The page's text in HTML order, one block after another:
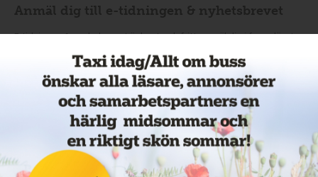
Anmäl dig till e-tidningen & nyhetsbrevet
E-tidningen & veckobrevet är kostnadsfritt, anmäl dig i formuläret
Integritetspolicy
Observera att du måste bekräfta din prenumeration via autosvar
som är skickat till din epost. Om du endast vill få e-tidningen som
kommer ut med åtta nummer per år är det viktigt du anger det i mejl
admin@rspmedia.se
https://apps.apple.com/us/app/taxi-idag-allt-om-buss/id6450783230